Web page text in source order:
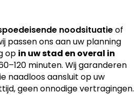
noodsituatieof
passen ons aan uw planning
op in uw stad en overal in
minuten. Wij garanderen
naadloos aansluit op uw
geen onnodige vertragingen.